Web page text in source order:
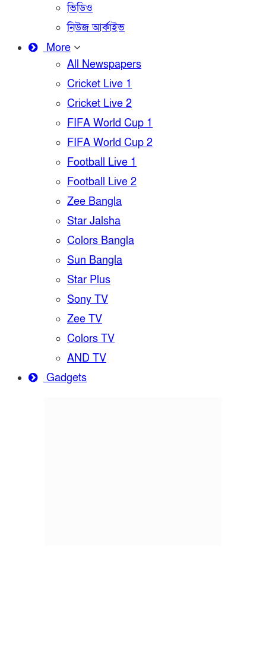
ভিডিও
নিউজ আর্কাইভ
More
All Newspapers
Cricket Live 1
Cricket Live 2
FIFA World Cup 1
FIFA World Cup 2
Football Live 1
Football Live 2
Zee Bangla
Star Jalsha
Colors Bangla
Sun Bangla
Star Plus
Sony TV
Zee TV
Colors TV
AND TV
Gadgets